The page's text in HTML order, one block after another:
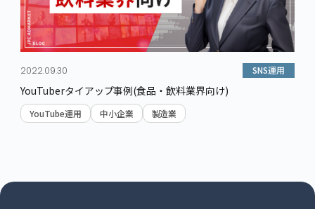
2022.09.30 SNS運用
YouTuberタイアップ事例(食品・飲料業界向け)
YouTube運用 中小企業 製造業